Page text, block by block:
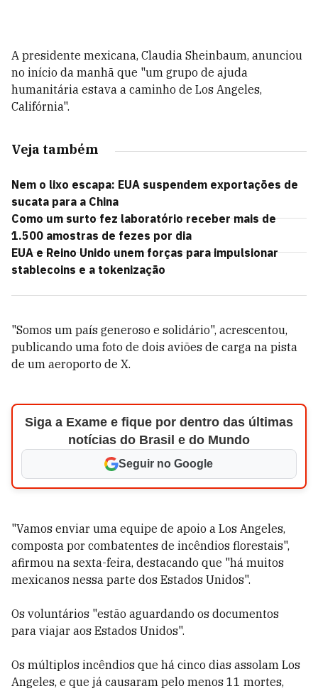
A presidente mexicana, Claudia Sheinbaum, anunciou
no início da manhã que "um grupo de ajuda
humanitária estava a caminho de Los Angeles,
Califórnia".
Veja também
Nem o lixo escapa: EUA suspendem exportações de
sucata para a China
Como um surto fez laboratório receber mais de
1.500 amostras de fezes por dia
EUA e Reino Unido unem forças para impulsionar
stablecoins e a tokenização
"Somos um país generoso e solidário", acrescentou,
publicando uma foto de dois aviões de carga na pista
de um aeroporto de X.
Siga a Exame e fique por dentro das últimas
notícias do Brasil e do Mundo
Seguir no Google
"Vamos enviar uma equipe de apoio a Los Angeles,
composta por combatentes de incêndios florestais",
afirmou na sexta-feira, destacando que "há muitos
mexicanos nessa parte dos Estados Unidos".
Os voluntários "estão aguardando os documentos
para viajar aos Estados Unidos".
Os múltiplos incêndios que há cinco dias assolam Los
Angeles, e que já causaram pelo menos 11 mortes,